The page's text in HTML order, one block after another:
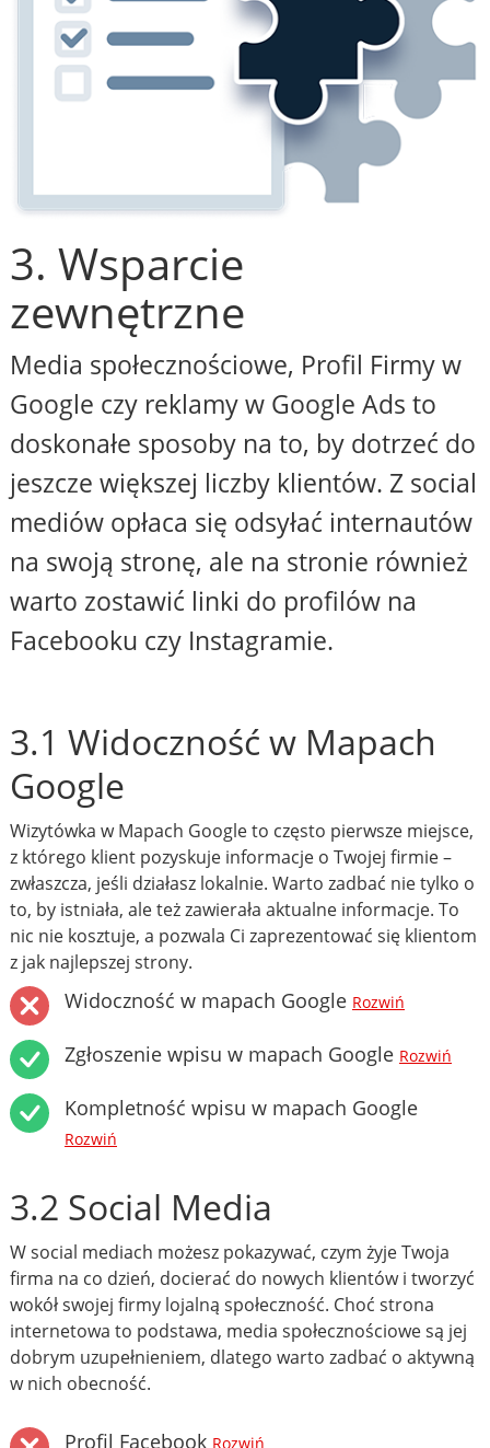
3. Wsparcie
zewnętrzne
Media społecznościowe, Profil Firmy w
Google czy reklamy w Google Ads to
doskonałe sposoby na to, by dotrzeć do
jeszcze większej liczby klientów. Z social
mediów opłaca się odsyłać internautów
na swoją stronę, ale na stronie również
warto zostawić linki do profilów na
Facebooku czy Instagramie.
3.1 Widoczność w Mapach
Google
Wizytówka w Mapach Google to często pierwsze miejsce,
z którego klient pozyskuje informacje o Twojej firmie –
zwłaszcza, jeśli działasz lokalnie. Warto zadbać nie tylko o
to, by istniała, ale też zawierała aktualne informacje. To
nic nie kosztuje, a pozwala Ci zaprezentować się klientom
z jak najlepszej strony.
Widoczność w mapach Google Rozwiń
Zgłoszenie wpisu w mapach Google Rozwiń
Kompletność wpisu w mapach Google
Rozwiń
3.2 Social Media
W social mediach możesz pokazywać, czym żyje Twoja
firma na co dzień, docierać do nowych klientów i tworzyć
wokół swojej firmy lojalną społeczność. Choć strona
internetowa to podstawa, media społecznościowe są jej
dobrym uzupełnieniem, dlatego warto zadbać o aktywną
w nich obecność.
Profil Facebook